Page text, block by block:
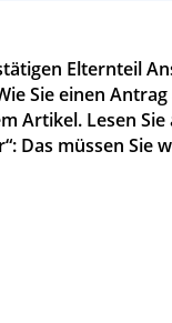
Elternteil
Sie einen
Artikel. Lesen Sie
Das müssen Sie